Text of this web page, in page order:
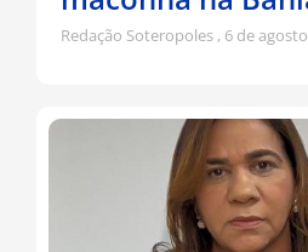
Redação Soteropoles 6 de